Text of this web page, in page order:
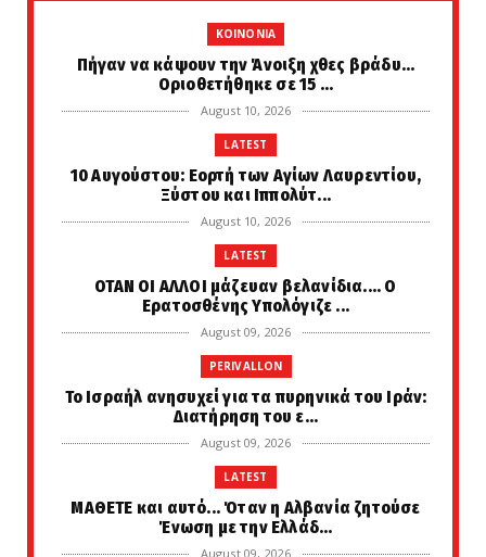
KOINONIA
Πήγαν να κάψουν την Άνοιξη χθες βράδυ...
Οριοθετήθηκε σε 15 ...
August 10, 2026
LATEST
10 Αυγούστου: Εορτή των Αγίων Λαυρεντίου,
Ξύστου και Ιππολύτ...
August 10, 2026
LATEST
ΟΤΑΝ ΟΙ ΑΛΛΟΙ μάζευαν βελανίδια.... Ο
Ερατοσθένης Υπολόγιζε ...
August 09, 2026
PERIVALLON
Το Ισραήλ ανησυχεί για τα πυρηνικά του Ιράν:
Διατήρηση του ε...
August 09, 2026
LATEST
ΜΑΘΕΤΕ και αυτό... Όταν η Αλβανία ζητούσε
Ένωση με την Ελλάδ...
August 09, 2026